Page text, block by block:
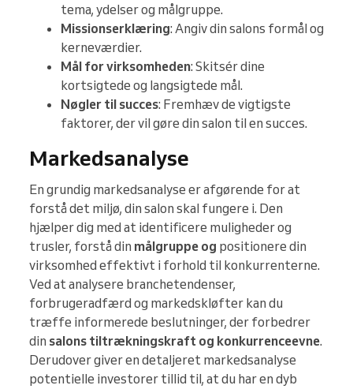
tema, ydelser og målgruppe.
Missionserklæring: Angiv din salons formål og
kerneværdier.
Mål for virksomheden: Skitsér dine
kortsigtede og langsigtede mål.
Nøgler til succes: Fremhæv de vigtigste
faktorer, der vil gøre din salon til en succes.
Markedsanalyse
En grundig markedsanalyse er afgørende for at
forstå det miljø, din salon skal fungere i. Den
hjælper dig med at identificere muligheder og
trusler, forstå din målgruppe og positionere din
virksomhed effektivt i forhold til konkurrenterne.
Ved at analysere branchetendenser,
forbrugeradfærd og markedskløfter kan du
træffe informerede beslutninger, der forbedrer
din salons tiltrækningskraft og konkurrenceevne.
Derudover giver en detaljeret markedsanalyse
potentielle investorer tillid til, at du har en dyb